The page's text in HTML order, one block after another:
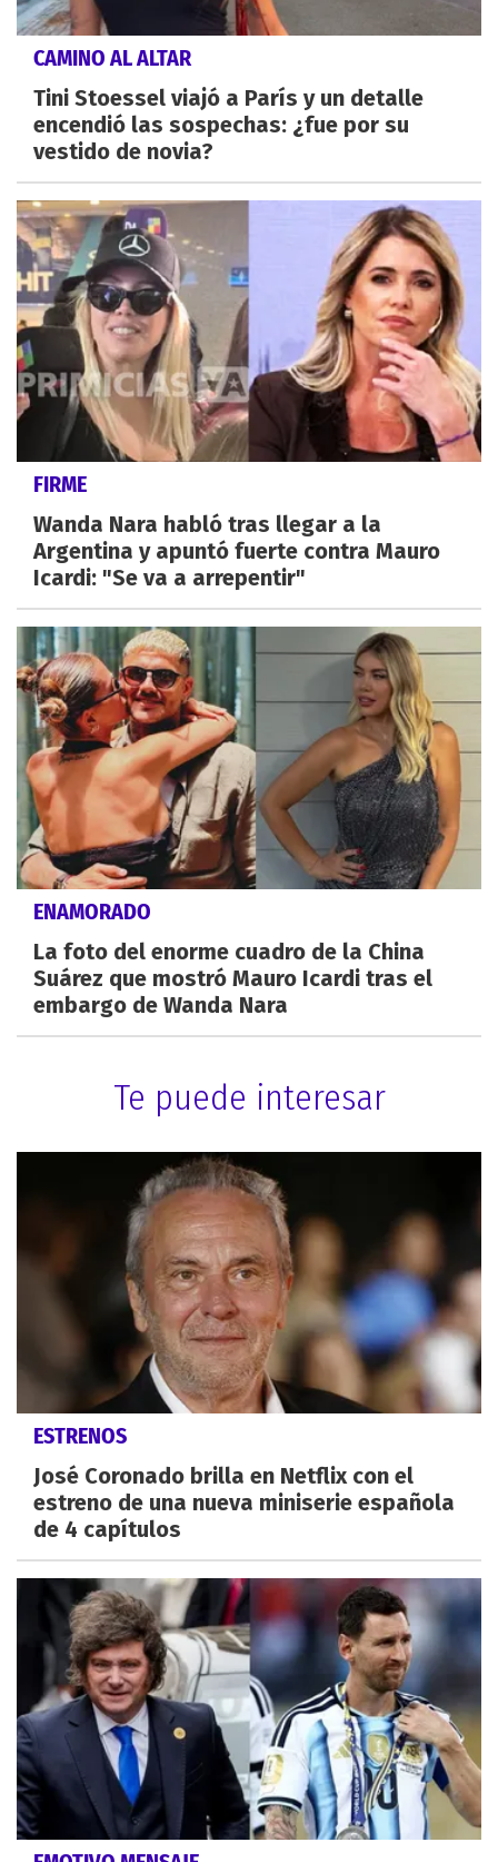
CAMINO AL ALTAR
Tini Stoessel viajó a París y un detalle
encendió las sospechas: ¿fue por su
vestido de novia?
FIRME
Wanda Nara habló tras llegar a la
Argentina y apuntó fuerte contra Mauro
Icardi: "Se va a arrepentir"
ENAMORADO
La foto del enorme cuadro de la China
Suárez que mostró Mauro Icardi tras el
embargo de Wanda Nara
Te puede interesar
ESTRENOS
José Coronado brilla en Netflix con el
estreno de una nueva miniserie española
de 4 capítulos